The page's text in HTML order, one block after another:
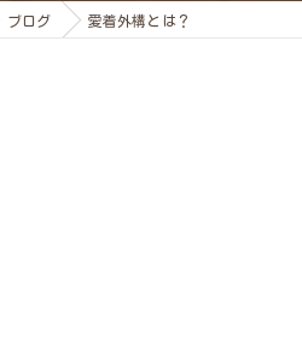
ブログ 愛着外構とは？